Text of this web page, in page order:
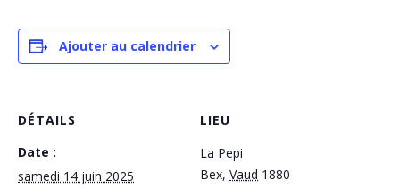
Ajouter au calendrier
DÉTAILS
Date :
samedi 14 juin 2025
LIEU
La Pepi
Bex, Vaud 1880